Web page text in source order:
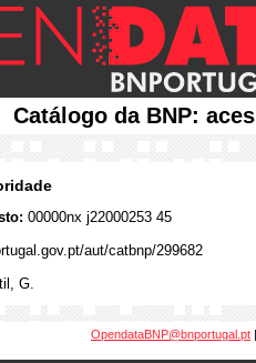
Catálogo da BNP:
00000nx j22000253 45
aut/catbnp/299682
G.
OpendataBNP@bnportugal.pt